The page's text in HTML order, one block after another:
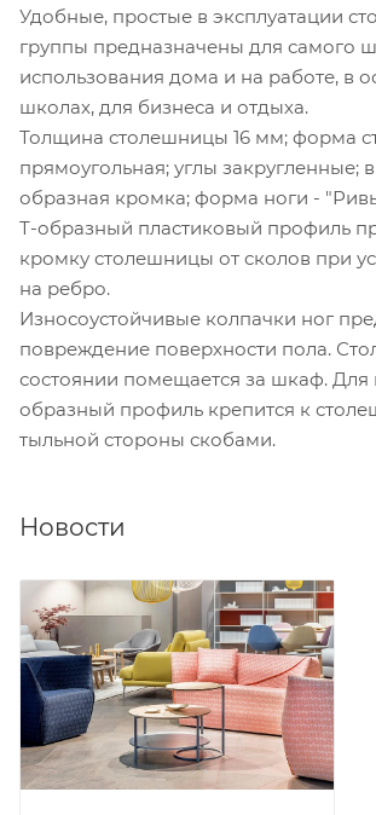
Удобные, простые в эксплуатации
группы предназначены для самого
использования дома и на работе, в
школах, для бизнеса и отдыха.
Толщина столешницы 16 мм; форма
прямоугольная; углы закругленные;
образная кромка; форма ноги -
Т-образный пластиковый профиль
кромку столешницы от сколов при
на ребро.
Износоустойчивые колпачки ног
повреждение поверхности пола.
состоянии помещается за шкаф. Для
образный профиль крепится к
тыльной стороны скобами.
Новости